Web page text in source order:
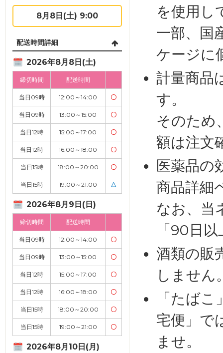
8月8日(土) 9:00
配送時間詳細
2026年8月8日(土)
締切時間 配送時間
当日09時 12:00～14:00 〇
当日09時 13:00～15:00 〇
当日12時 15:00～17:00 〇
当日12時 16:00～18:00 〇
当日15時 18:00～20:00 〇
当日15時 19:00～21:00 △
2026年8月9日(日)
締切時間 配送時間
当日09時 12:00～14:00 〇
当日09時 13:00～15:00 〇
当日12時 15:00～17:00 〇
当日12時 16:00～18:00 〇
当日15時 18:00～20:00 〇
当日15時 19:00～21:00 〇
2026年8月10日(月)
を使用し
一部、国
ケージに
計量商品
す。
そのため
額は注文
医薬品の
商品詳細
なお、当
「90日
酒類の販
しません
「たば
宅便」で
ませ。